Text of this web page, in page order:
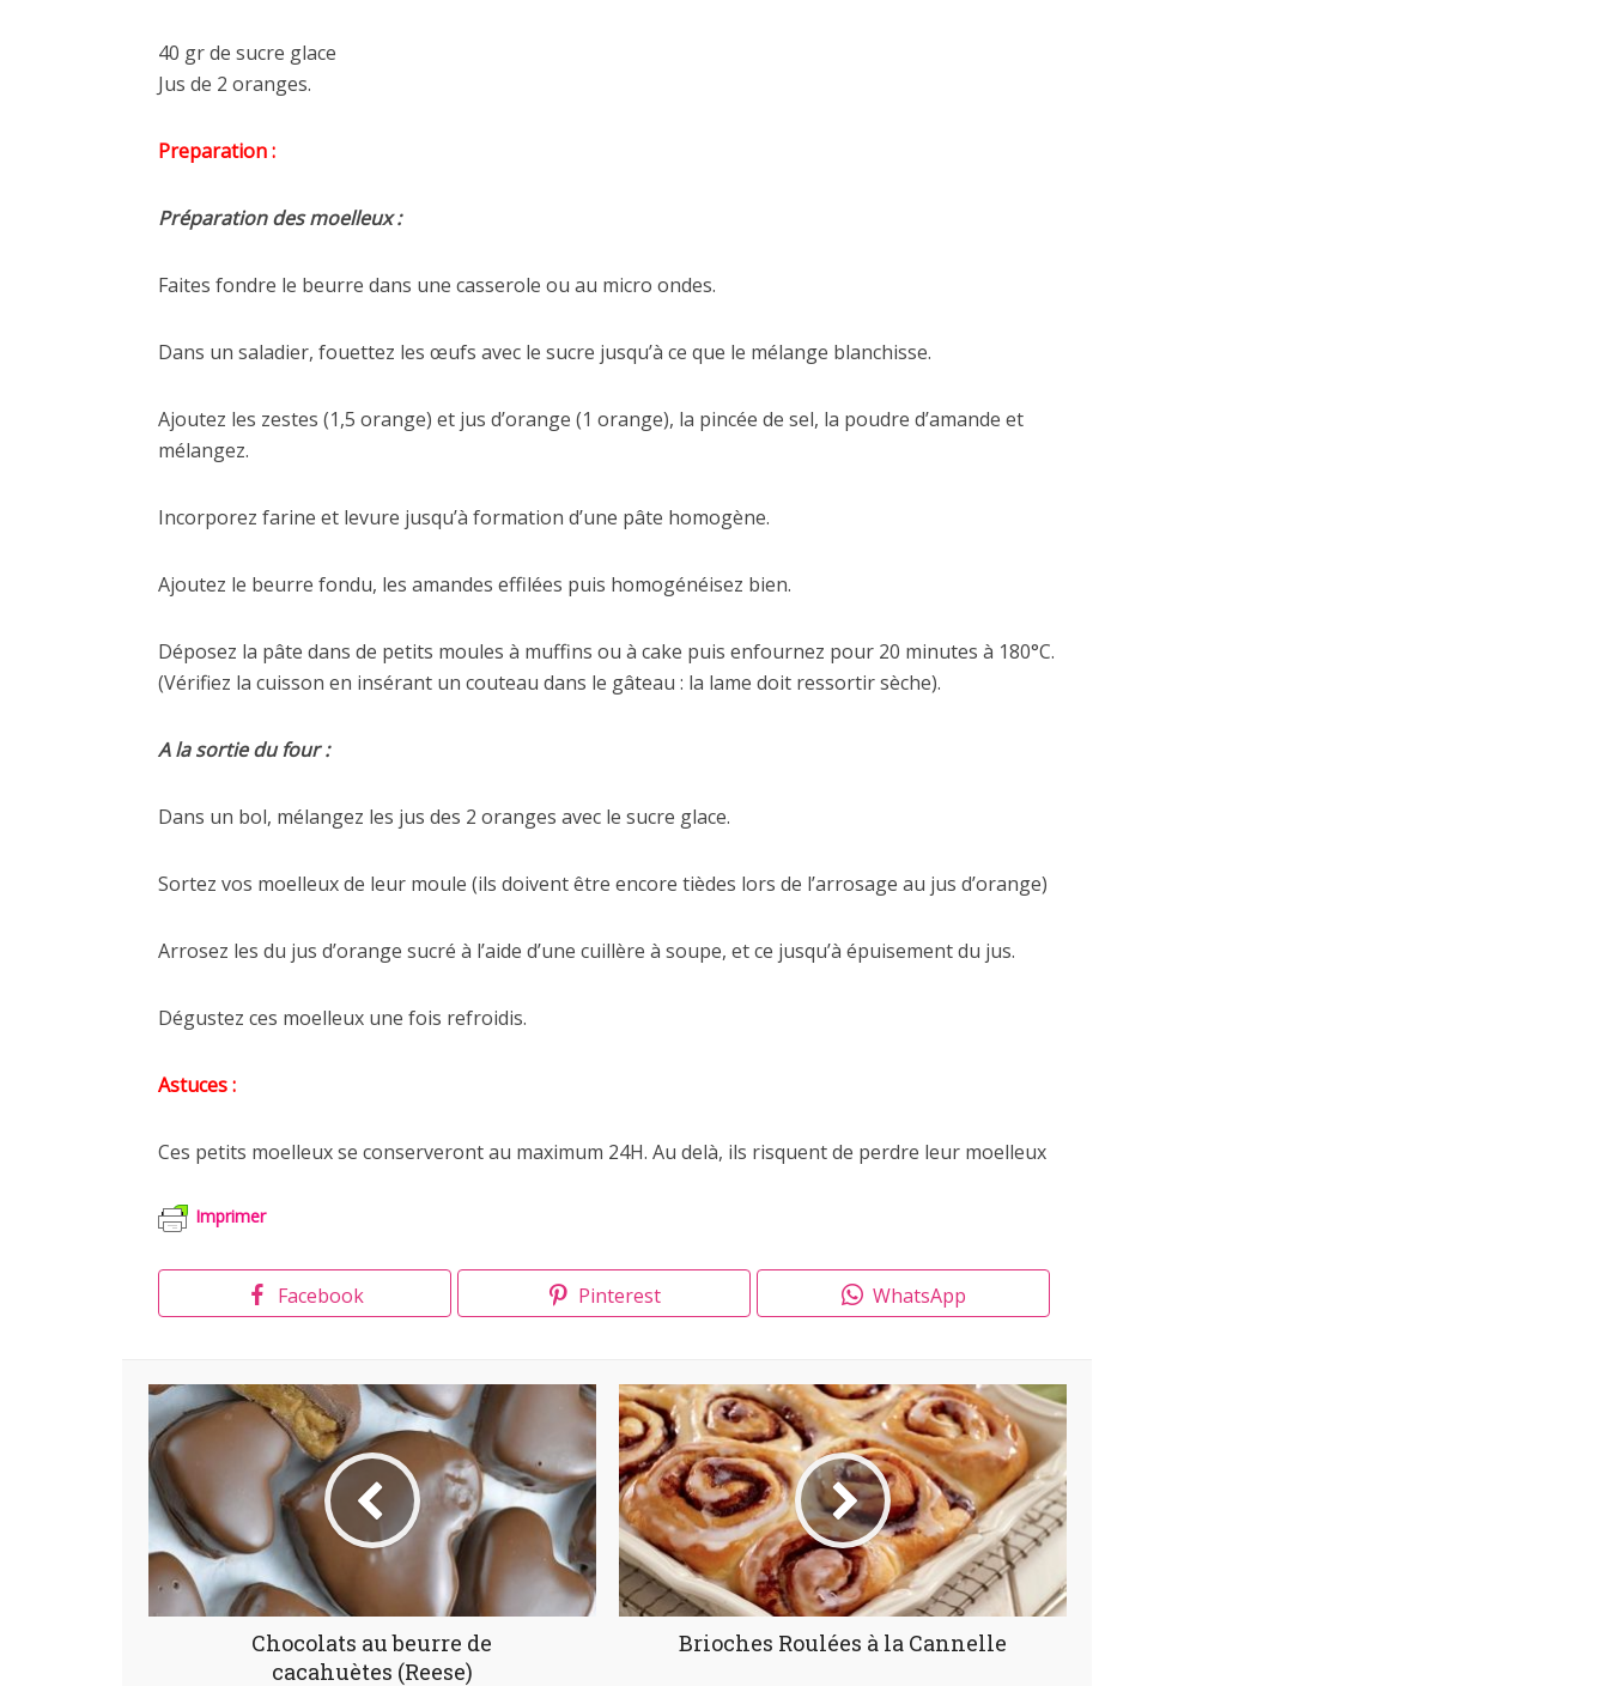
40 gr de sucre glace
Jus de 2 oranges.
Preparation :
Préparation des moelleux :
Faites fondre le beurre dans une casserole ou au micro ondes.
Dans un saladier, fouettez les œufs avec le sucre jusqu’à ce que le mélange blanchisse.
Ajoutez les zestes (1,5 orange) et jus d’orange (1 orange), la pincée de sel, la poudre d’amande et
mélangez.
Incorporez farine et levure jusqu’à formation d’une pâte homogène.
Ajoutez le beurre fondu, les amandes effilées puis homogénéisez bien.
Déposez la pâte dans de petits moules à muffins ou à cake puis enfournez pour 20 minutes à 180°C.
(Vérifiez la cuisson en insérant un couteau dans le gâteau : la lame doit ressortir sèche).
A la sortie du four :
Dans un bol, mélangez les jus des 2 oranges avec le sucre glace.
Sortez vos moelleux de leur moule (ils doivent être encore tièdes lors de l’arrosage au jus d’orange)
Arrosez les du jus d’orange sucré à l’aide d’une cuillère à soupe, et ce jusqu’à épuisement du jus.
Dégustez ces moelleux une fois refroidis.
Astuces :
Ces petits moelleux se conserveront au maximum 24H. Au delà, ils risquent de perdre leur moelleux
Imprimer
Facebook Pinterest WhatsApp
Chocolats au beurre de
cacahuètes (Reese)
Brioches Roulées à la Cannelle